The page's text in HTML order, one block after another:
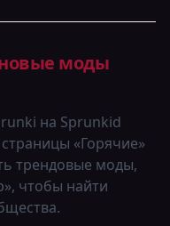
новые моды
на Sprunkid
«Горячие»
трендовые моды,
чтобы найти